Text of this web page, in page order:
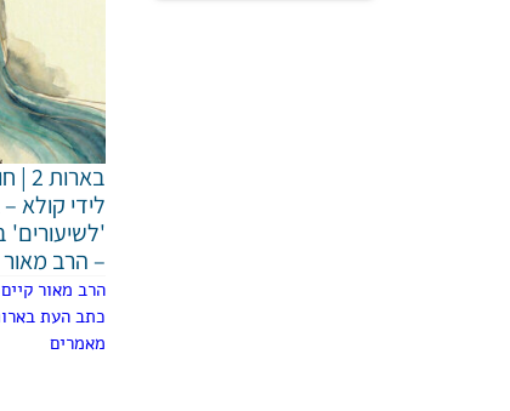
לידי קולא
'לשיעורים'
– הרב מאור
הרב מאור קיים
כתב העת
מאמרים